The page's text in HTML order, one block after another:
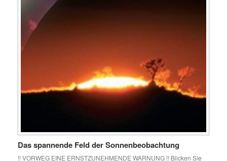
Das spannende Feld der Sonnenbeobachtung
!! VORWEG EINE ERNSTZUNEHMENDE WARNUNG !! Blicken Sie